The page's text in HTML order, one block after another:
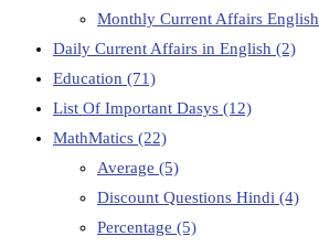
Monthly Current Affairs English
Daily Current Affairs in English (2)
Education (71)
List Of Important Dasys (12)
MathMatics (22)
Average (5)
Discount Questions Hindi (4)
Percentage (5)